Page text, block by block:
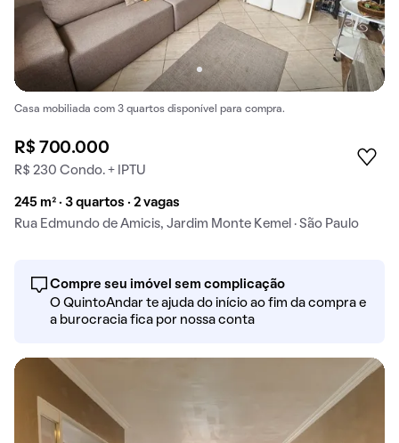
Casa mobiliada com 3 quartos disponível para compra.
R$ 700.000
R$ 230 Condo. + IPTU
245 m² · 3 quartos · 2 vagas
Rua Edmundo de Amicis, Jardim Monte Kemel · São Paulo
Compre seu imóvel sem complicação
O QuintoAndar te ajuda do início ao fim da compra e
a burocracia fica por nossa conta